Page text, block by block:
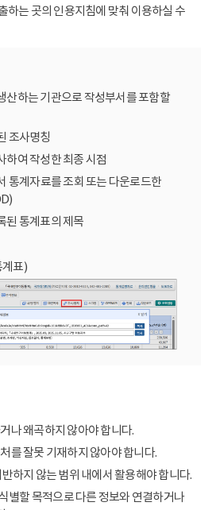
하는 곳의 인용지침에 맞춰 이용하실 수
산하는 기관으로 작성부서를 포함할
조사명칭
하여 작성한 최종 시점
통계자료를 조회 또는 다운로드한
된 통계표의 제목
표)
나 왜곡하지 않아야 합니다.
를 잘못 기재하지 않아야 합니다.
하지 않는 범위 내에서 활용해야 합니다.
별할 목적으로 다른 정보와 연결하거나